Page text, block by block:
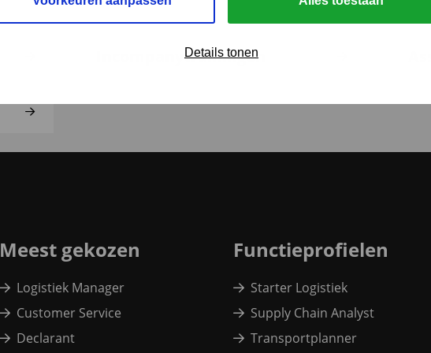
Details tonen
Incompanytrainingen
Meest gekozen
Logistiek Manager
Customer Service
Declarant
Functieprofielen
Starter Logistiek
Supply Chain Analyst
Transportplanner